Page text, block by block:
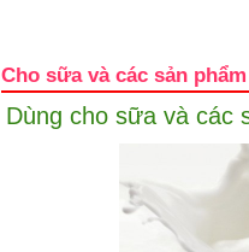
Cho sữa và các sản
Dùng cho sữa và các